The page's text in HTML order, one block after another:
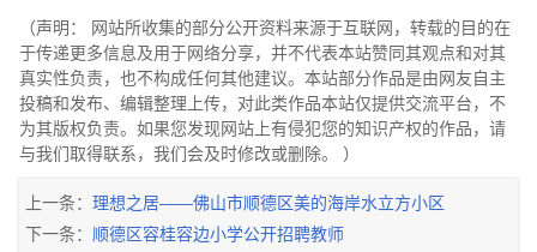
（声明： 网站所收集的部分公开资料来源于互联网，转载的目的在
于传递更多信息及用于网络分享，并不代表本站赞同其观点和对其
真实性负责，也不构成任何其他建议。本站部分作品是由网友自主
投稿和发布、编辑整理上传，对此类作品本站仅提供交流平台，不
为其版权负责。如果您发现网站上有侵犯您的知识产权的作品，请
与我们取得联系，我们会及时修改或删除。 ）
上一条： 理想之居——佛山市顺德区美的海岸水立方小区
下一条： 顺德区容桂容边小学公开招聘教师